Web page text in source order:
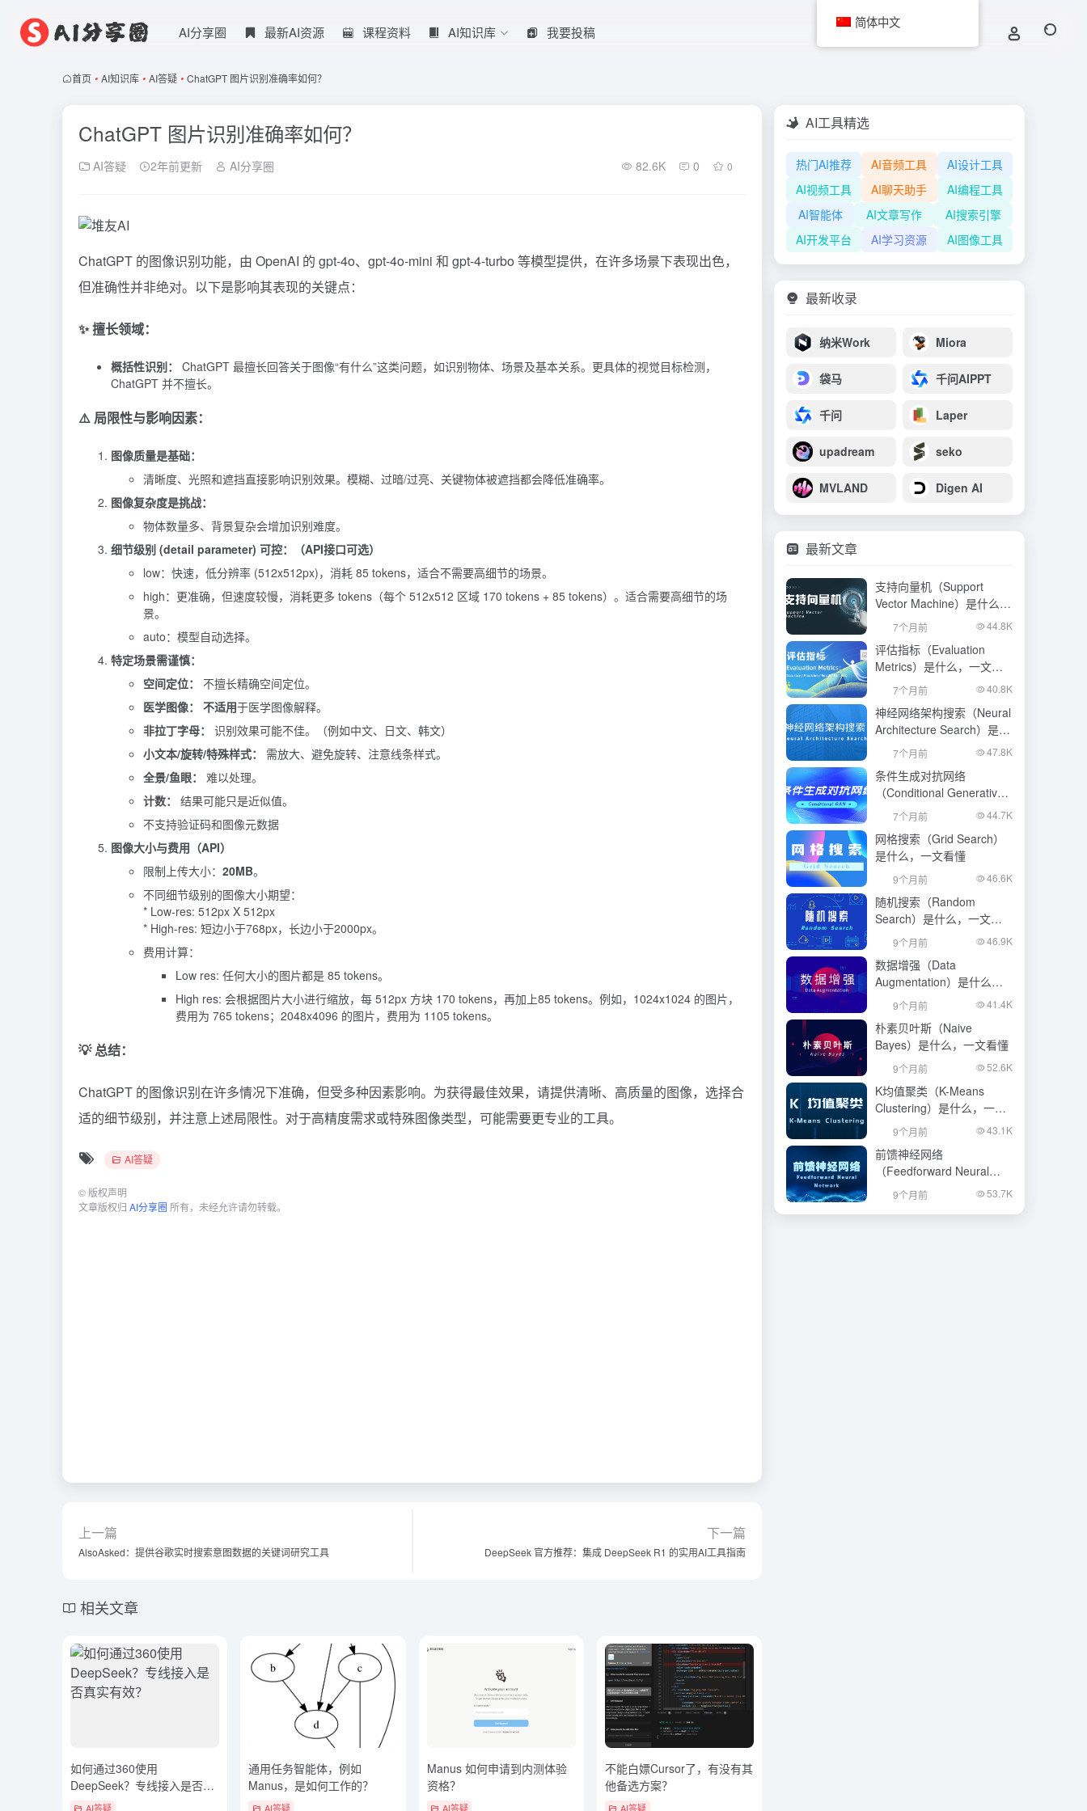
AI分享圈 最新AI资源 课程资料 AI知识库 我要投稿
首页 • AI知识库 • AI答疑 • ChatGPT 图片识别准确率如何？
ChatGPT 图片识别准确率如何？
AI答疑 2年前更新 AI分享圈 82.6K 0 0
ChatGPT 的图像识别功能，由 OpenAI 的 gpt-4o、gpt-4o-mini 和 gpt-4-turbo 等模型提供，在许多场景下表现出色，
但准确性并非绝对。以下是影响其表现的关键点：
✨ 擅长领域：
概括性识别： ChatGPT 最擅长回答关于图像“有什么”这类问题，如识别物体、场景及基本关系。更具体的视觉目标检测，
ChatGPT 并不擅长。
⚠️ 局限性与影响因素：
图像质量是基础：
清晰度、光照和遮挡直接影响识别效果。模糊、过暗/过亮、关键物体被遮挡都会降低准确率。
图像复杂度是挑战：
物体数量多、背景复杂会增加识别难度。
细节级别 (detail parameter) 可控：（API接口可选）
low：快速，低分辨率 (512x512px)，消耗 85 tokens，适合不需要高细节的场景。
high：更准确，但速度较慢，消耗更多 tokens（每个 512x512 区域 170 tokens + 85 tokens）。适合需要高细节的场
景。
auto：模型自动选择。
特定场景需谨慎：
空间定位：
不擅长精确空间定位。
医学图像：
不适用于医学图像解释。
非拉丁字母：
识别效果可能不佳。（例如中文、日文、韩文）
小文本/旋转/特殊样式：
需放大、避免旋转、注意线条样式。
全景/鱼眼：
难以处理。
计数：
结果可能只是近似值。
不支持验证码和图像元数据
图像大小与费用（API）
限制上传大小： 20MB。
不同细节级别的图像大小期望：
* Low-res: 512px X 512px
* High-res: 短边小于768px，长边小于2000px。
费用计算：
Low res: 任何大小的图片都是 85 tokens。
High res: 会根据图片大小进行缩放，每 512px 方块 170 tokens，再加上85 tokens。例如，1024x1024 的图片，
费用为 765 tokens；2048x4096 的图片，费用为 1105 tokens。
💡 总结：
ChatGPT 的图像识别在许多情况下准确，但受多种因素影响。为获得最佳效果，请提供清晰、高质量的图像，选择合
适的细节级别，并注意上述局限性。对于高精度需求或特殊图像类型，可能需要更专业的工具。
AI答疑
© 版权声明
文章版权归 AI分享圈 所有，未经允许请勿转载。
上一篇
AlsoAsked：提供谷歌实时搜索意图数据的关键词研究工具
下一篇
DeepSeek 官方推荐：集成 DeepSeek R1 的实用AI工具指南
相关文章
如何通过360使用
DeepSeek？专线接入是否真
实有效？
AI答疑
通用任务智能体，例如
Manus，是如何工作的？
AI答疑
Manus 如何申请到内测体验
资格？
AI答疑
不能白嫖Cursor了，有没有其
他备选方案？
AI答疑
AI工具精选
热门AI推荐 AI音频工具
AI设计工具
AI视频工具
AI聊天助手
AI编程工具
AI智能体
AI文章写作
AI搜索引擎
AI开发平台
AI学习资源 AI图像工具
最新收录
纳米Work Miora
袋马 千问AIPPT
千问 Laper
upadream seko
MVLAND Digen AI
最新文章
支持向量机（Support
Vector Machine）是什么，
一文看懂
7个月前 44.8K
评估指标（Evaluation
Metrics）是什么，一文看
7个月前 40.8K
神经网络架构搜索（Neural
Architecture Search）是什
么，一文看懂
7个月前 47.8K
条件生成对抗网络
（Conditional Generative
Adversarial Network）是什
么，一文看懂
7个月前 44.7K
网格搜索（Grid Search）
是什么，一文看懂
9个月前 46.6K
随机搜索（Random
Search）是什么，一文看
9个月前 46.9K
数据增强（Data
Augmentation）是什么，
一文看懂
9个月前 41.4K
朴素贝叶斯（Naive
Bayes）是什么，一文看懂
9个月前 52.6K
K均值聚类（K-Means
Clustering）是什么，一文
看懂9个月前 43.1K
前馈神经网络
（Feedforward Neural
Network）是什么，一文看
9个月前 53.7K
简体中文